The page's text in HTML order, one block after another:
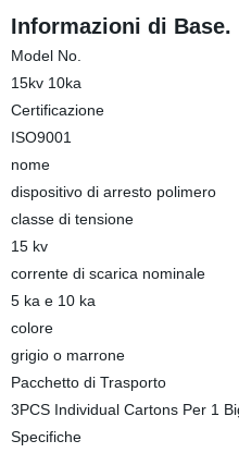
Informazioni di Base.
Model No.
15kv 10ka
Certificazione
ISO9001
nome
dispositivo di arresto polimero
classe di tensione
15 kv
corrente di scarica nominale
5 ka e 10 ka
colore
grigio o marrone
Pacchetto di Trasporto
3PCS Individual Cartons Per 1
Specifiche